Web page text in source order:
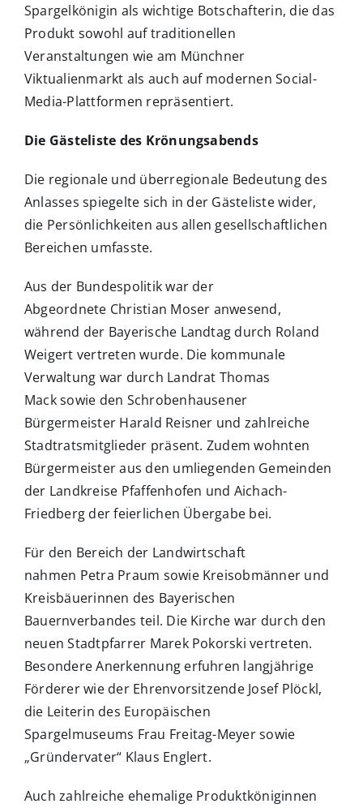
Spargelkönigin als wichtige Botschafterin, die das
Produkt sowohl auf traditionellen
Veranstaltungen wie am Münchner
Viktualienmarkt als auch auf modernen Social-
Media-Plattformen repräsentiert.
Die Gästeliste des Krönungsabends
Die regionale und überregionale Bedeutung des
Anlasses spiegelte sich in der Gästeliste wider,
die Persönlichkeiten aus allen gesellschaftlichen
Bereichen umfasste.
Aus der Bundespolitik war der
Abgeordnete Christian Moser anwesend,
während der Bayerische Landtag durch Roland
Weigert vertreten wurde. Die kommunale
Verwaltung war durch Landrat Thomas
Mack sowie den Schrobenhausener
Bürgermeister Harald Reisner und zahlreiche
Stadtratsmitglieder präsent. Zudem wohnten
Bürgermeister aus den umliegenden Gemeinden
der Landkreise Pfaffenhofen und Aichach-
Friedberg der feierlichen Übergabe bei.
Für den Bereich der Landwirtschaft
nahmen Petra Praum sowie Kreisobmänner und
Kreisbäuerinnen des Bayerischen
Bauernverbandes teil. Die Kirche war durch den
neuen Stadtpfarrer Marek Pokorski vertreten.
Besondere Anerkennung erfuhren langjährige
Förderer wie der Ehrenvorsitzende Josef Plöckl,
die Leiterin des Europäischen
Spargelmuseums Frau Freitag-Meyer sowie
„Gründervater“ Klaus Englert.
Auch zahlreiche ehemalige Produktköniginnen